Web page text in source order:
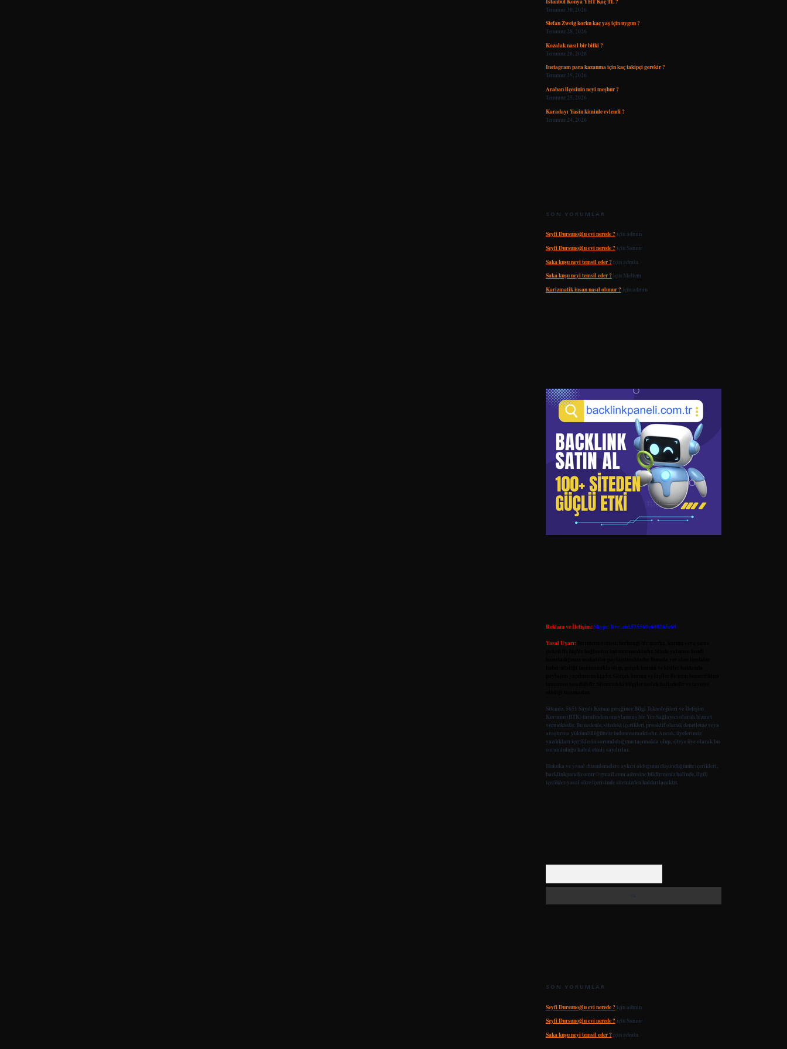
Temmuz 30, 2026
Stefan Zweig korku kaç yaş için uygun ?
Temmuz 28, 2026
Kozalak nasıl bir bitki ?
Temmuz 26, 2026
Instagram para kazanma için kaç takipçi gerekir ?
Temmuz 25, 2026
Araban ilçesinin neyi meşhur ?
Temmuz 25, 2026
Karadayı Yasin kiminle evlendi ?
Temmuz 24, 2026
SON YORUMLAR
Seyfi Dursunoğlu evi nerede ?içinadmin
Seyfi Dursunoğlu evi nerede ?içinSamur
Saka kuşu neyi temsil eder ?içinadmin
Saka kuşu neyi temsil eder ?için Meltem
Karizmatik insan nasıl olunur ?içinadmin
Reklam ve İletişim:Skype: live:.cid.575569c608265c69
Yasal Uyarı:
Sitemiz, 5651 Sayılı Kanun gereğince Bilgi Teknolojileri ve İletişim
Kurumu (BTK) tarafından onaylanmış bir Yer Sağlayıcı olarak hizmet
vermektedir. Bu nedenle, sitedeki içerikleri proaktif olarak denetleme veya
araştırma yükümlülüğümüz bulunmamaktadır. Ancak, üyelerimiz
yazdıkları içeriklerin sorumluluğunu taşımakta olup, siteye üye olarak bu
sorumluluğu kabul etmiş sayılırlar.
Hukuka ve yasal düzenlemelere aykırı olduğunu düşündüğünüz içerikleri,
backlinkpanelicomtr@gmail.com adresine bildirmeniz halinde, ilgili
içerikler yasal süre içerisinde sitemizden kaldırılacaktır.
SON YORUMLAR
Seyfi Dursunoğlu evi nerede ?içinadmin
Seyfi Dursunoğlu evi nerede ?içinSamur
Saka kuşu neyi temsil eder ?içinadmin